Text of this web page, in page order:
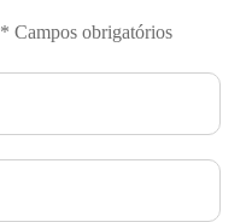
* Campos obrigatórios